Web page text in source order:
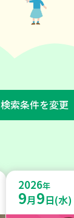
検索条件を変更
2026年
9月9日(水)